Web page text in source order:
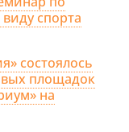
спорта
состоялось
площадок
на